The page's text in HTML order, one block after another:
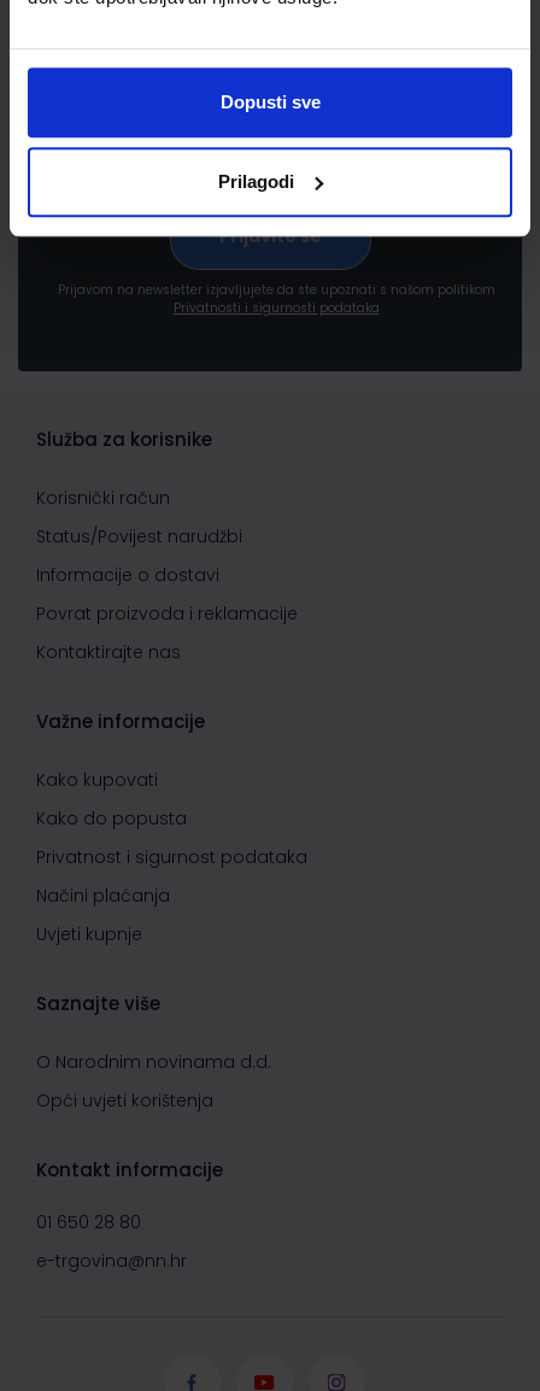
Dopusti sve
Prilagodi
proizvodima i uslugama, akcijama i drugim
Prijavom na newsletter izjavljujete da ste upoznati s našom politikom
Privatnosti i sigurnosti podataka
Služba za korisnike
Korisnički račun
Status/Povijest narudžbi
Informacije o dostavi
Povrat proizvoda i reklamacije
Kontaktirajte nas
Važne informacije
Kako kupovati
Kako do popusta
Privatnost i sigurnost podataka
Načini plaćanja
Uvjeti kupnje
Saznajte više
O Narodnim novinama d.d.
Opći uvjeti korištenja
Kontakt informacije
01 650 28 80
e-trgovina@nn.hr